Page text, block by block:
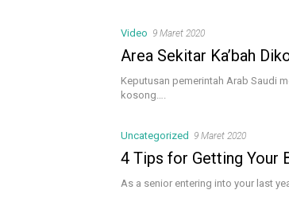
Video 9 Maret 2020
Area Sekitar Ka’bah
Keputusan pemerintah Arab Saudi
kosong….
Uncategorized 9 Maret 2020
4 Tips for Getting Your
As a senior entering into your last